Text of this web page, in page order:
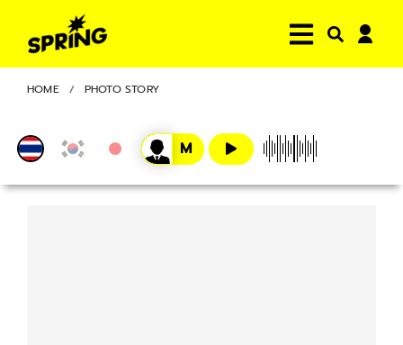
HOME PHOTO STORY